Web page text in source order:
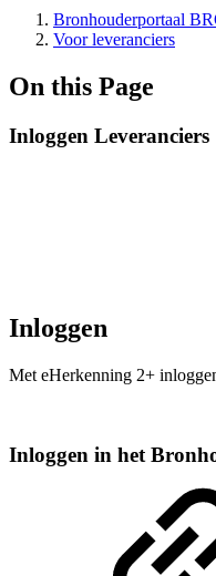
Bronhouderportaal
Voor leveranciers
On this Page
Inloggen Leveranciers
Inloggen
Met eHerkenning 2+
Inloggen in het